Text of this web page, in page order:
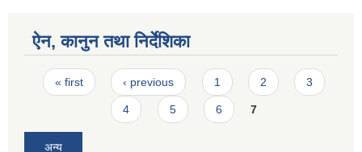
ऐन, कानुन तथा निर्देशिका
Pages
« first ‹ previous 1 2 3
4 5 6 7
अन्य